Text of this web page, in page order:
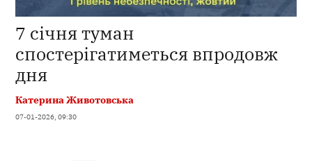
7 січня туман
спостерігатиметься впродовж
дня
Катерина Животовська
07-01-2026, 09:30